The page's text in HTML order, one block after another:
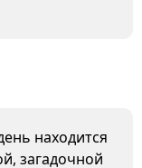
находится
загадочной